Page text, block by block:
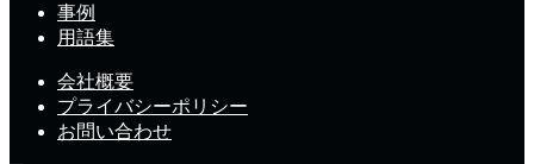
事例
用語集
会社概要
プライバシーポリシー
お問い合わせ